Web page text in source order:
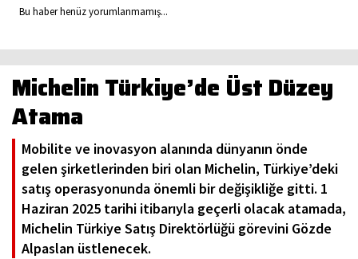
Bu haber henüz yorumlanmamış...
Michelin Türkiye’de Üst Düzey
Atama
Mobilite ve inovasyon alanında dünyanın önde
gelen şirketlerinden biri olan Michelin, Türkiye’deki
satış operasyonunda önemli bir değişikliğe gitti. 1
Haziran 2025 tarihi itibarıyla geçerli olacak atamada,
Michelin Türkiye Satış Direktörlüğü görevini Gözde
Alpaslan üstlenecek.